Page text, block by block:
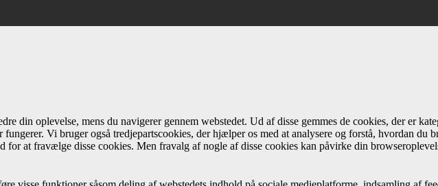
din oplevelse, mens du navigerer gennem webstedet. Ud af disse gemmes de cookies, der er
Vi bruger også tredjepartscookies, der hjælper os med at analysere og forstå, hvordan du
for at fravælge disse cookies. Men fravalg af nogle af disse cookies kan påvirke din